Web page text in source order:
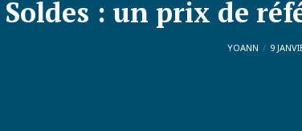
Soldes : un prix de
YOANN 9